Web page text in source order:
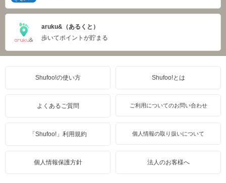
aruku&（あるくと）
歩いてポイントが貯まる
Shufoo!の使い方 Shufoo!とは
よくあるご質問 ご利用についてのお問い合わせ
「Shufoo!」利用規約 個人情報の取り扱いについて
個人情報保護方針 法人のお客様へ